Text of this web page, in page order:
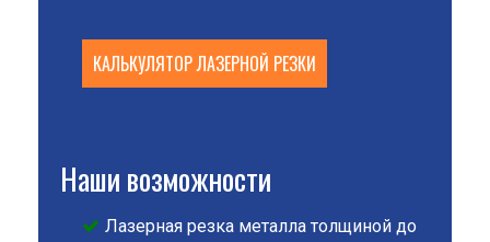
КАЛЬКУЛЯТОР ЛАЗЕРНОЙ РЕЗКИ
Наши возможности
Лазерная резка металла толщиной до